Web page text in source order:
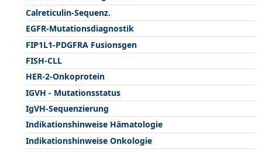
Calreticulin-Sequenz.
EGFR-Mutationsdiagnostik
FIP1L1-PDGFRA Fusionsgen
FISH-CLL
HER-2-Onkoprotein
IGVH - Mutationsstatus
IgVH-Sequenzierung
Indikationshinweise Hämatologie
Indikationshinweise Onkologie